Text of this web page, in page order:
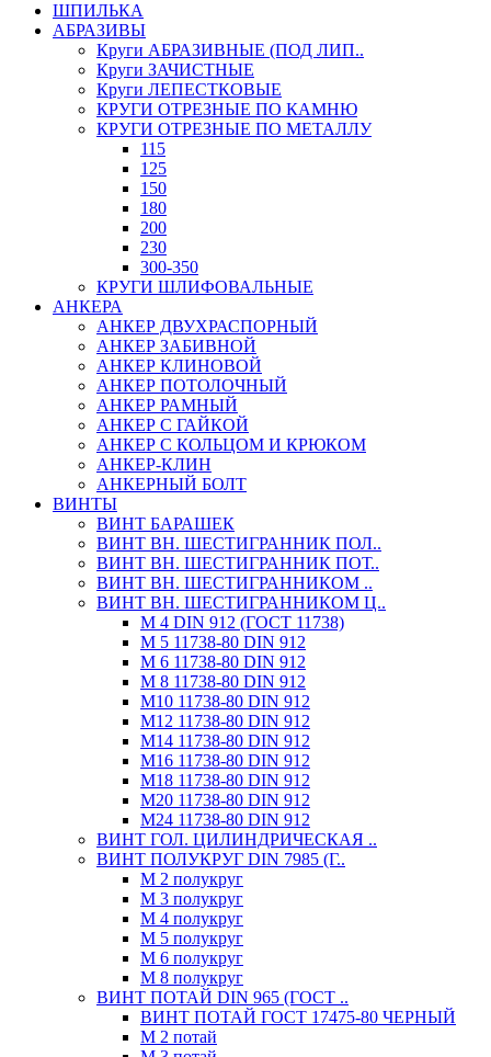
ШПИЛЬКА
АБРАЗИВЫ
Круги АБРАЗИВНЫЕ (ПОД ЛИП..
Круги ЗАЧИСТНЫЕ
Круги ЛЕПЕСТКОВЫЕ
КРУГИ ОТРЕЗНЫЕ ПО КАМНЮ
КРУГИ ОТРЕЗНЫЕ ПО МЕТАЛЛУ
115
125
150
180
200
230
300-350
КРУГИ ШЛИФОВАЛЬНЫЕ
АНКЕРА
АНКЕР ДВУХРАСПОРНЫЙ
АНКЕР ЗАБИВНОЙ
АНКЕР КЛИНОВОЙ
АНКЕР ПОТОЛОЧНЫЙ
АНКЕР РАМНЫЙ
АНКЕР С ГАЙКОЙ
АНКЕР С КОЛЬЦОМ И КРЮКОМ
АНКЕР-КЛИН
АНКЕРНЫЙ БОЛТ
ВИНТЫ
ВИНТ БАРАШЕК
ВИНТ ВН. ШЕСТИГРАННИК ПОЛ..
ВИНТ ВН. ШЕСТИГРАННИК ПОТ..
ВИНТ ВН. ШЕСТИГРАННИКОМ ..
ВИНТ ВН. ШЕСТИГРАННИКОМ Ц..
М 4 DIN 912 (ГОСТ 11738)
М 5 11738-80 DIN 912
М 6 11738-80 DIN 912
М 8 11738-80 DIN 912
М10 11738-80 DIN 912
М12 11738-80 DIN 912
М14 11738-80 DIN 912
М16 11738-80 DIN 912
М18 11738-80 DIN 912
М20 11738-80 DIN 912
М24 11738-80 DIN 912
ВИНТ ГОЛ. ЦИЛИНДРИЧЕСКАЯ ..
ВИНТ ПОЛУКРУГ DIN 7985 (Г..
М 2 полукруг
М 3 полукруг
М 4 полукруг
М 5 полукруг
М 6 полукруг
М 8 полукруг
ВИНТ ПОТАЙ DIN 965 (ГОСТ ..
ВИНТ ПОТАЙ ГОСТ 17475-80 ЧЕРНЫЙ
М 2 потай